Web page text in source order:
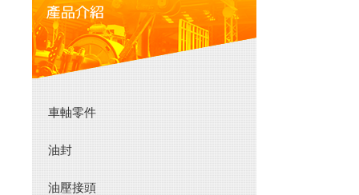
車軸零件
油封
油壓接頭